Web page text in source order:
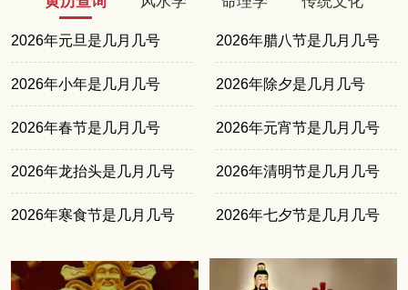
2026年元旦是几月几号 2026年腊八节是几月几号
2026年小年是几月几号 2026年除夕是几月几号
2026年春节是几月几号 2026年元宵节是几月几号
2026年龙抬头是几月几号 2026年清明节是几月几号
2026年寒食节是几月几号 2026年七夕节是几月几号